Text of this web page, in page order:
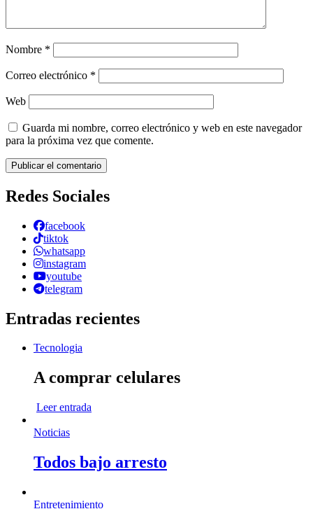
Nombre *
Correo electrónico *
Web
Guarda mi nombre, correo electrónico y web en este navegador
para la próxima vez que comente.
Redes Sociales
facebook
tiktok
whatsapp
instagram
youtube
telegram
Entradas recientes
Tecnologia
A comprar celulares
Leer entrada
Noticias
Todos bajo arresto
Entretenimiento